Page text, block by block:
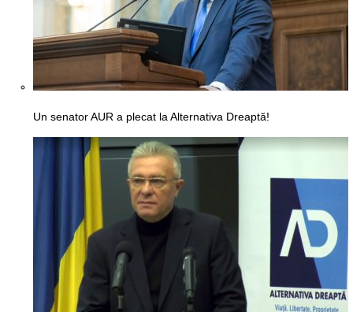
Un senator AUR a plecat la Alternativa Dreaptă!